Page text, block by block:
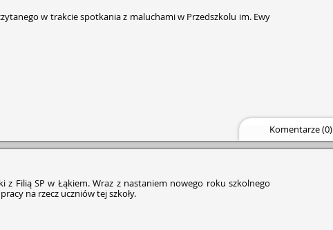
w trakcie spotkania z maluchami w Przedszkolu im. Ewy
Komentarze (0)
z Filią SP w Łąkiem. Wraz z nastaniem nowego roku szkolnego
na rzecz uczniów tej szkoły.